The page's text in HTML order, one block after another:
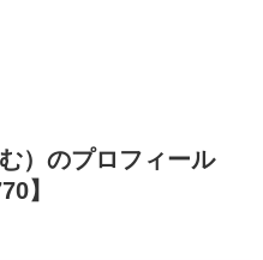
）のプロフィール
】